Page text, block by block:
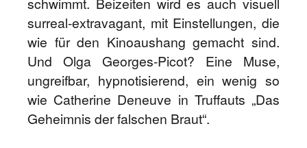
surreal-extravagant, mit Einstellungen, die
wie für den Kinoaushang gemacht sind.
Und Olga Georges-Picot? Eine Muse,
ungreifbar, hypnotisierend, ein wenig so
wie Catherine Deneuve in Truffauts „Das
Geheimnis der falschen Braut“.